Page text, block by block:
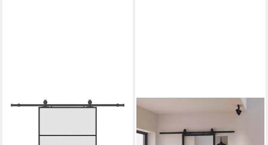
VIDAXL
Beschlag Schwarz 102,5x205
INOVA WOHNEN
schwarzer Stahlrahmen